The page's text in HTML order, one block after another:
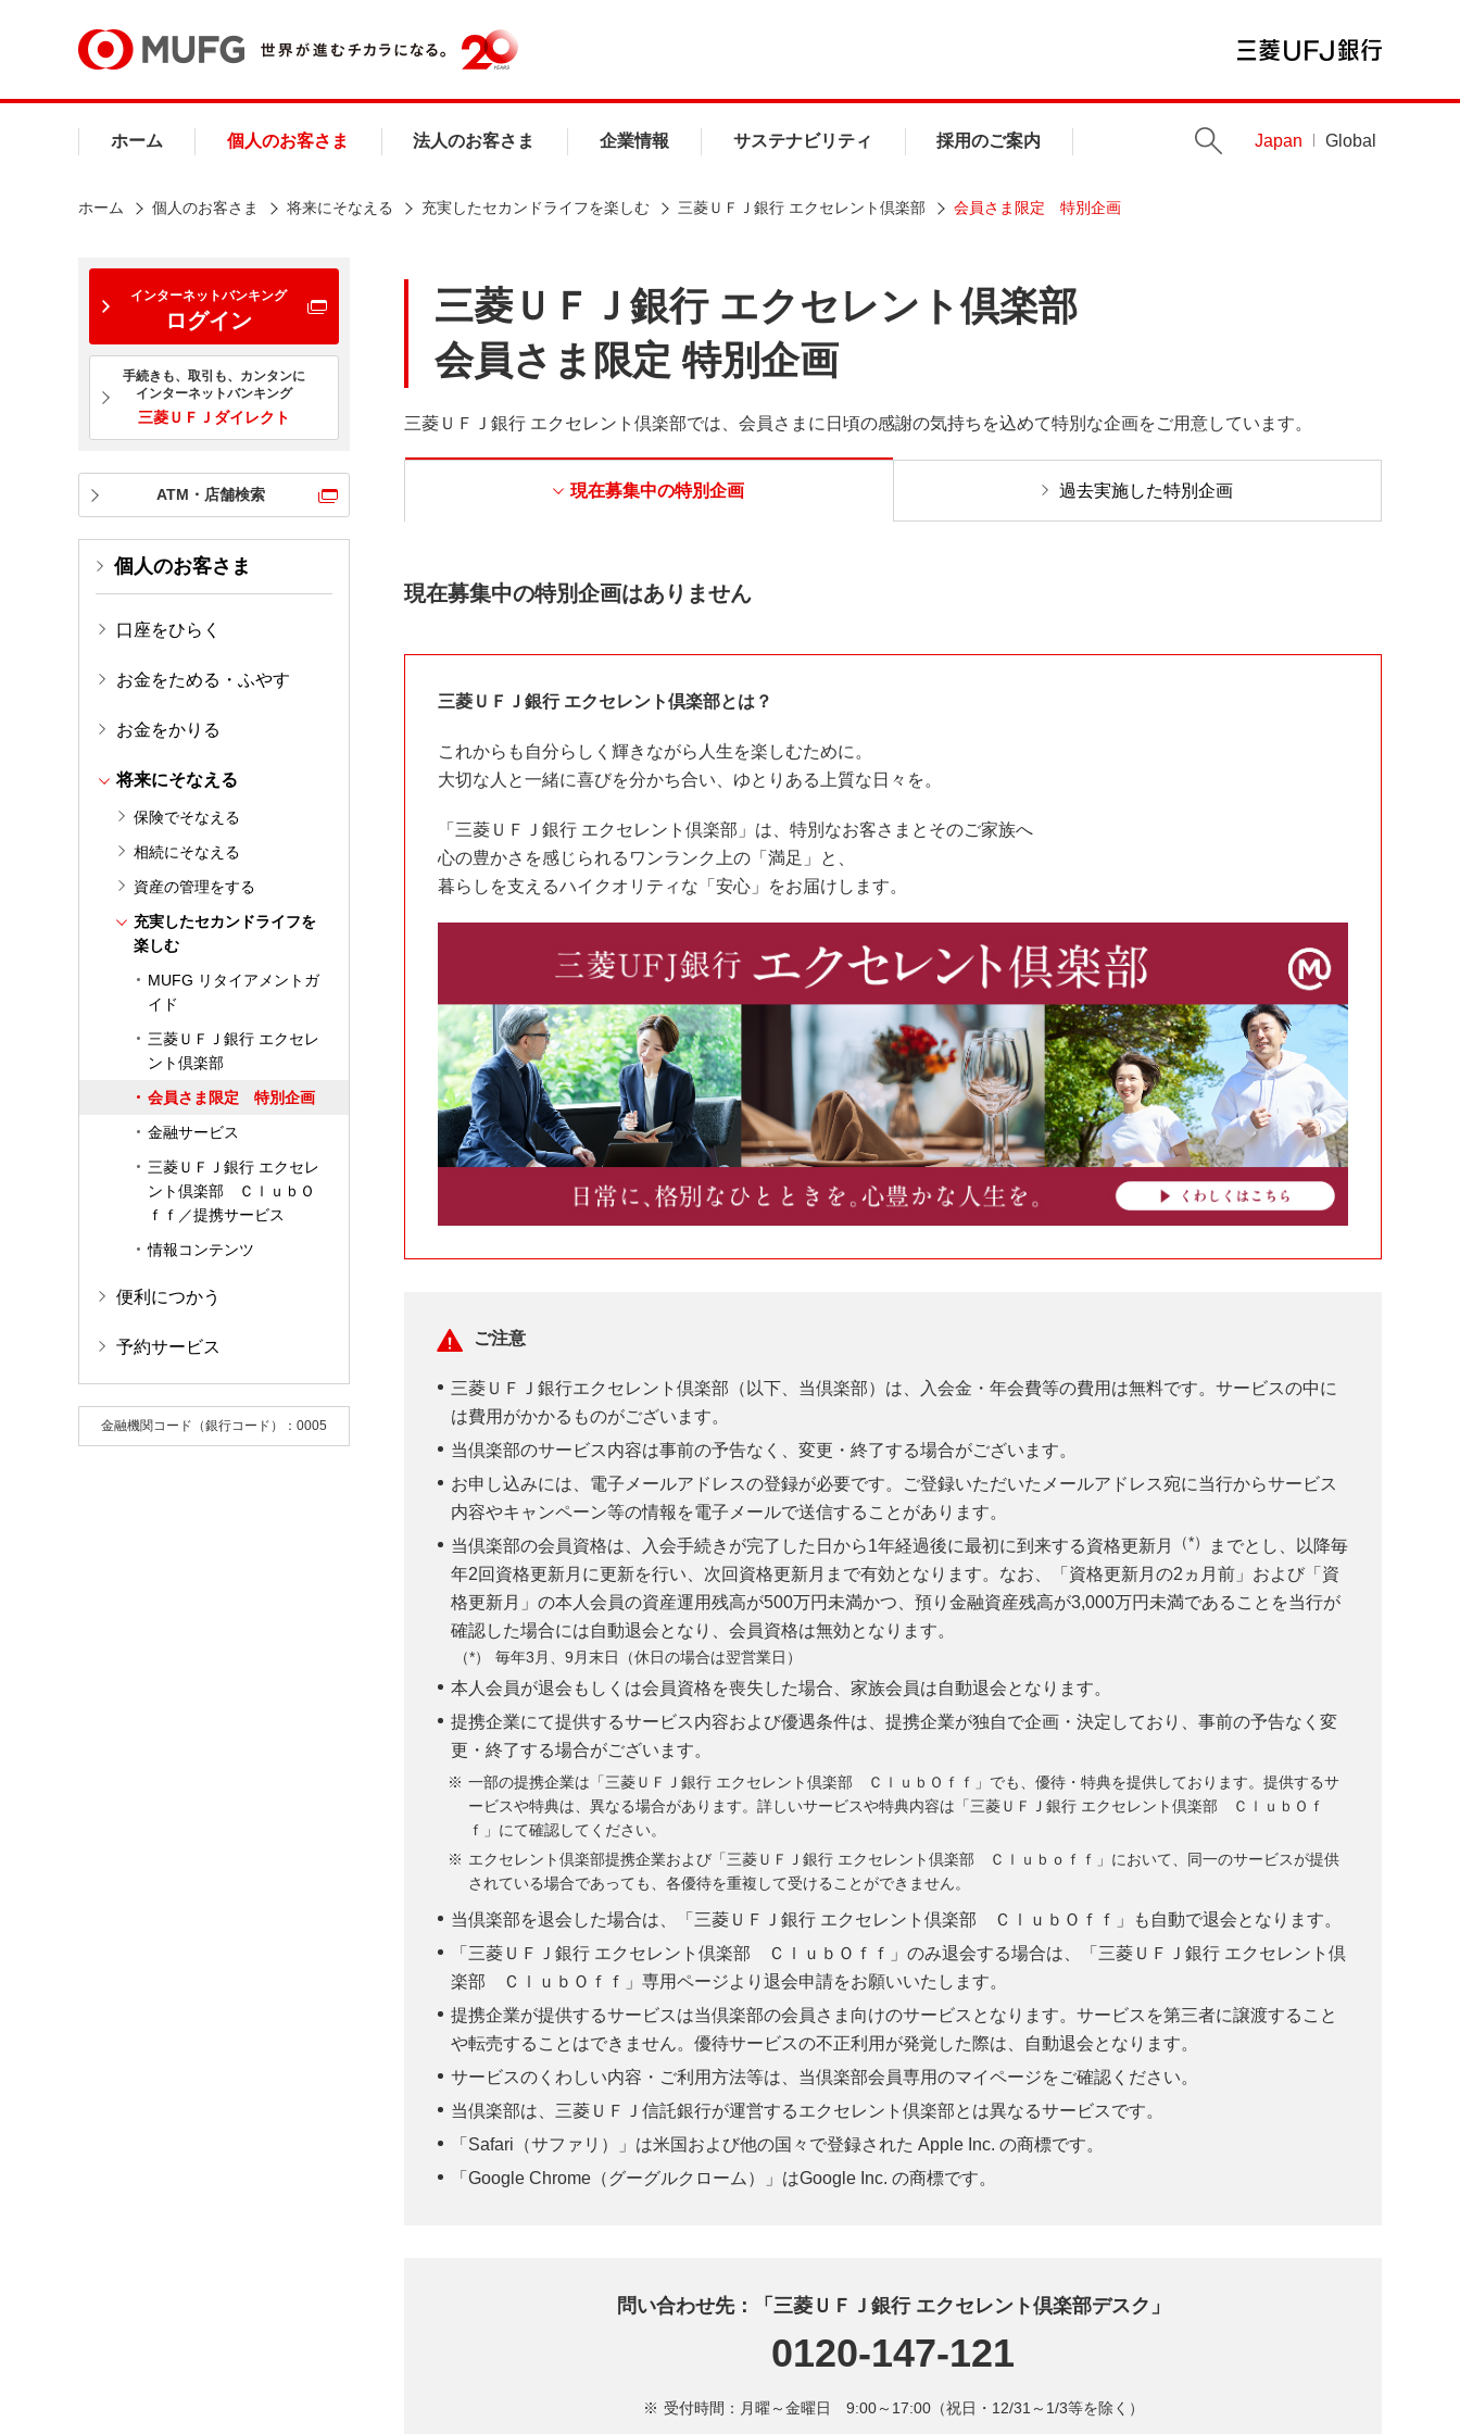
ホーム 個人のお客さま 法人のお客さま 企業情報 サステナビリティ 採用のご案内 Japan Global
ホーム 個人のお客さま 将来にそなえる 充実したセカンドライフを楽しむ 三菱ＵＦＪ銀行 エクセレント倶楽部 会員さま限定 特別企画
インターネットバンキング
ログイン
手続きも、取引も、カンタンに
インターネットバンキング
三菱ＵＦＪダイレクト
ATM・店舗検索
個人のお客さま
口座をひらく
お金をためる・ふやす
お金をかりる
将来にそなえる
保険でそなえる
相続にそなえる
資産の管理をする
充実したセカンドライフを
楽しむ
MUFG リタイアメントガ
イド
三菱ＵＦＪ銀行 エクセレ
ント倶楽部
会員さま限定 特別企画
金融サービス
三菱ＵＦＪ銀行 エクセレ
ント倶楽部 ＣｌｕｂＯ
ｆｆ／提携サービス
情報コンテンツ
便利につかう
予約サービス
金融機関コード（銀行コード）：0005
三菱ＵＦＪ銀行 エクセレント倶楽部
会員さま限定 特別企画
三菱ＵＦＪ銀行 エクセレント倶楽部では、会員さまに日頃の感謝の気持ちを込めて特別な企画をご用意しています。
現在募集中の特別企画 過去実施した特別企画
現在募集中の特別企画はありません
三菱ＵＦＪ銀行 エクセレント倶楽部とは？
これからも自分らしく輝きながら人生を楽しむために。
大切な人と一緒に喜びを分かち合い、ゆとりある上質な日々を。
「三菱ＵＦＪ銀行 エクセレント倶楽部」は、特別なお客さまとそのご家族へ
心の豊かさを感じられるワンランク上の「満足」と、
暮らしを支えるハイクオリティな「安心」をお届けします。
ご注意
三菱ＵＦＪ銀行エクセレント倶楽部（以下、当倶楽部）は、入会金・年会費等の費用は無料です。サービスの中に
は費用がかかるものがございます。
当倶楽部のサービス内容は事前の予告なく、変更・終了する場合がございます。
お申し込みには、電子メールアドレスの登録が必要です。ご登録いただいたメールアドレス宛に当行からサービス
内容やキャンペーン等の情報を電子メールで送信することがあります。
当倶楽部の会員資格は、入会手続きが完了した日から1年経過後に最初に到来する資格更新月
（*）
までとし、以降毎
年2回資格更新月に更新を行い、次回資格更新月まで有効となります。なお、「資格更新月の2ヵ月前」および「資
格更新月」の本人会員の資産運用残高が500万円未満かつ、預り金融資産残高が3,000万円未満であることを当行が
確認した場合には自動退会となり、会員資格は無効となります。
毎年3月、9月末日（休日の場合は翌営業日）
本人会員が退会もしくは会員資格を喪失した場合、家族会員は自動退会となります。
提携企業にて提供するサービス内容および優遇条件は、提携企業が独自で企画・決定しており、事前の予告なく変
更・終了する場合がございます。
一部の提携企業は「三菱ＵＦＪ銀行 エクセレント倶楽部 ＣｌｕｂＯｆｆ」でも、優待・特典を提供しております。提供するサ
ービスや特典は、異なる場合があります。詳しいサービスや特典内容は「三菱ＵＦＪ銀行 エクセレント倶楽部 ＣｌｕｂＯｆ
ｆ」にて確認してください。
エクセレント倶楽部提携企業および「三菱ＵＦＪ銀行 エクセレント倶楽部 Ｃｌｕｂｏｆｆ」において、同一のサービスが提供
されている場合であっても、各優待を重複して受けることができません。
当倶楽部を退会した場合は、「三菱ＵＦＪ銀行 エクセレント倶楽部 ＣｌｕｂＯｆｆ」も自動で退会となります。
「三菱ＵＦＪ銀行 エクセレント倶楽部 ＣｌｕｂＯｆｆ」のみ退会する場合は、「三菱ＵＦＪ銀行 エクセレント倶
楽部 ＣｌｕｂＯｆｆ」専用ページより退会申請をお願いいたします。
提携企業が提供するサービスは当倶楽部の会員さま向けのサービスとなります。サービスを第三者に譲渡すること
や転売することはできません。優待サービスの不正利用が発覚した際は、自動退会となります。
サービスのくわしい内容・ご利用方法等は、当倶楽部会員専用のマイページをご確認ください。
当倶楽部は、三菱ＵＦＪ信託銀行が運営するエクセレント倶楽部とは異なるサービスです。
「Safari（サファリ）」は米国および他の国々で登録された Apple Inc. の商標です。
「Google Chrome（グーグルクローム）」はGoogle Inc. の商標です。
問い合わせ先：「三菱ＵＦＪ銀行 エクセレント倶楽部デスク」
0120-147-121
受付時間：月曜～金曜日 9:00～17:00（祝日・12/31～1/3等を除く）